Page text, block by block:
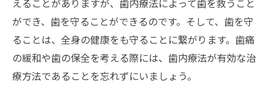
えることがありますが、歯内療法によって歯を救うこと
ができ、歯を守ることができるのです。そして、歯を守
ることは、全身の健康をも守ることに繋がります。歯痛
の緩和や歯の保全を考える際には、歯内療法が有効な治
療方法であることを忘れずにいましょう。